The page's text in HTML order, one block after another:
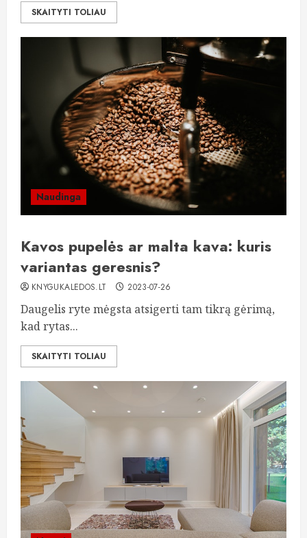
SKAITYTI TOLIAU
Naudinga
Kavos pupelės ar malta kava: kuris
variantas geresnis?
KNYGUKALEDOS.LT 2023-07-26
Daugelis ryte mėgsta atsigerti tam tikrą gėrimą,
kad rytas...
SKAITYTI TOLIAU